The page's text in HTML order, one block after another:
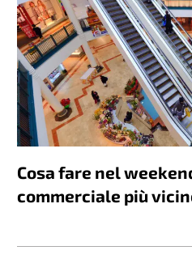
Cosa fare nel
commerciale più